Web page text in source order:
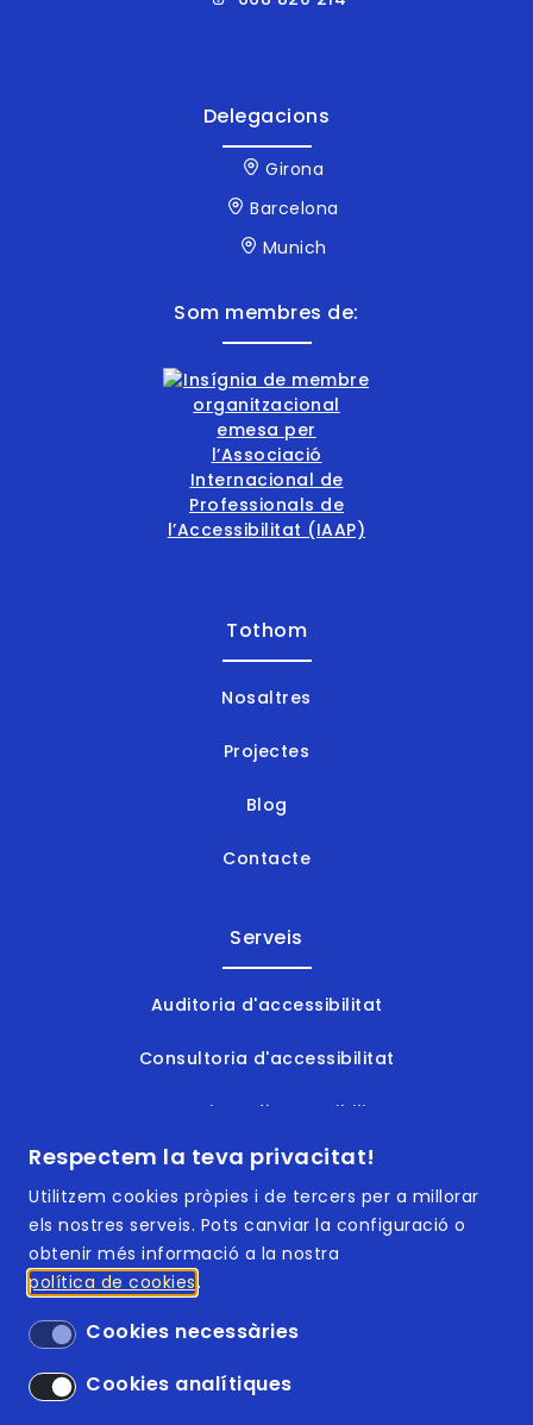
Respectem la teva privacitat!
Utilitzem cookies pròpies i de tercers per a millorar
els nostres serveis. Pots canviar la configuració o
obtenir més informació a la nostra
política de cookies
Cookies necessàries
Cookies analítiques
Delegacions
Girona
Barcelona
Munich
Som membres de:
Tothom
Nosaltres
Projectes
Blog
Contacte
Serveis
Auditoria d'accessibilitat
Consultoria d'accessibilitat
Formacions d'accessibilitat
Documents accessibles
Footer | Menú ISO 9001:2015
ISO 14001:2015